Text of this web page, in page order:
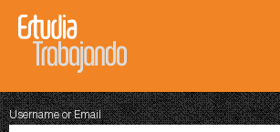
Username or Email